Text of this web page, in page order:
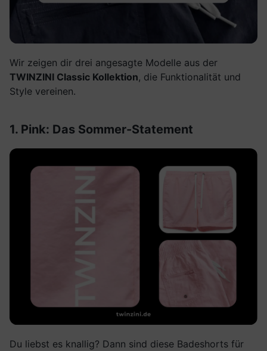
Wir zeigen dir drei angesagte Modelle aus der
TWINZINI Classic Kollektion, die Funktionalität und
Style vereinen.
1. Pink: Das Sommer-Statement
Du liebst es knallig? Dann sind diese Badeshorts für